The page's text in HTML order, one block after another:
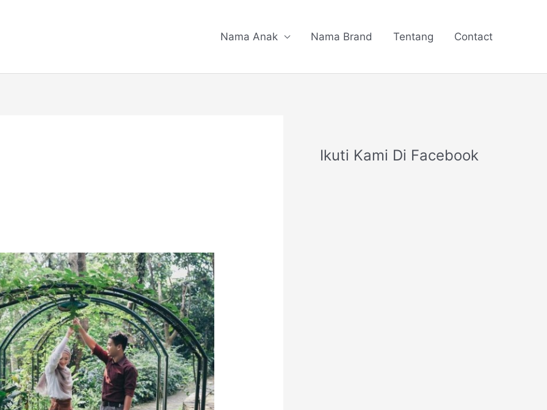
Nama Anak Nama Brand Tentang Contact
Ikuti Kami Di Facebook